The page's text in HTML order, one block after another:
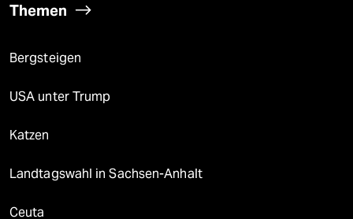
Themen
Bergsteigen
USA unter Trump
Katzen
Landtagswahl in Sachsen-Anhalt
Ceuta